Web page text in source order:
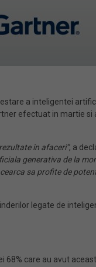
a inteligentei
efectuat in martie si
in afaceri”, a
generativa de la
sa profite de
legate de
care au avut